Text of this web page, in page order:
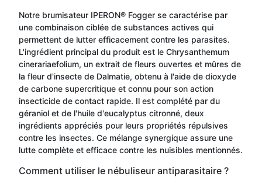
Notre brumisateur IPERON® Fogger se caractérise par
une combinaison ciblée de substances actives qui
permettent de lutter efficacement contre les parasites.
L'ingrédient principal du produit est le Chrysanthemum
cinerariaefolium, un extrait de fleurs ouvertes et mûres de
la fleur d'insecte de Dalmatie, obtenu à l'aide de dioxyde
de carbone supercritique et connu pour son action
insecticide de contact rapide. Il est complété par du
géraniol et de l'huile d'eucalyptus citronné, deux
ingrédients appréciés pour leurs propriétés répulsives
contre les insectes. Ce mélange synergique assure une
lutte complète et efficace contre les nuisibles mentionnés.
Comment utiliser le nébuliseur antiparasitaire ?